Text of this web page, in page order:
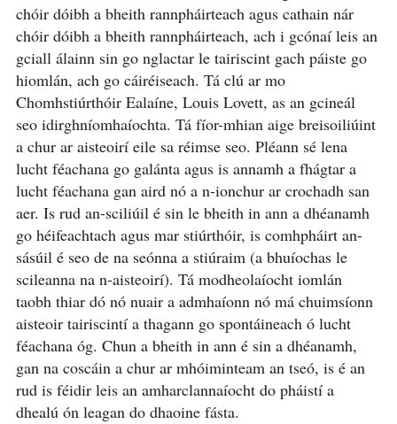
chóir dóibh a bheith rannpháirteach agus cathain nár
chóir dóibh a bheith rannpháirteach, ach i gcónaí leis an
gciall álainn sin go nglactar le tairiscint gach páiste go
hiomlán, ach go cáiréiseach. Tá clú ar mo
Chomhstiúrthóir Ealaíne, Louis Lovett, as an gcineál
seo idirghníomhaíochta. Tá fíor-mhian aige breisoiliúint
a chur ar aisteoirí eile sa réimse seo. Pléann sé lena
lucht féachana go galánta agus is annamh a fhágtar a
lucht féachana gan aird nó a n-ionchur ar crochadh san
aer. Is rud an-sciliúil é sin le bheith in ann a dhéanamh
go héifeachtach agus mar stiúrthóir, is comhpháirt an-
sásúil é seo de na seónna a stiúraim (a bhuíochas le
scileanna na n-aisteoirí). Tá modheolaíocht iomlán
taobh thiar dó nó nuair a admhaíonn nó má chuimsíonn
aisteoir tairiscintí a thagann go spontáineach ó lucht
féachana óg. Chun a bheith in ann é sin a dhéanamh,
gan na coscáin a chur ar mhóiminteam an tseó, is é an
rud is féidir leis an amharclannaíocht do pháistí a
dhealú ón leagan do dhaoine fásta.